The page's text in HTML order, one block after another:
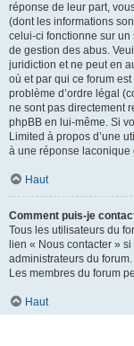
réponse de leur part,
(dont les informations
celui-ci fonctionne sur un
de gestion des abus.
juridiction et ne peut en
où et par qui ce forum
problème d’ordre légal
ne sont pas directement
phpBB en lui-même. Si
Limited à propos d’une
à une réponse laconique
Haut
Comment puis-je
Tous les utilisateurs du
lien « Nous contacter »
administrateurs du forum.
Les membres du forum
Haut